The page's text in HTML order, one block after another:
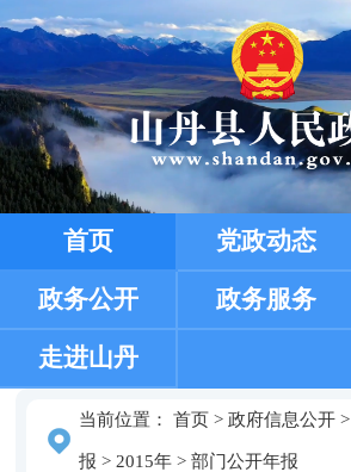
首页 党政动态
政务公开 政务服务
走进山丹
当前位置： 首页> 政府信息公开>
报 > 2015年> 部门公开年报